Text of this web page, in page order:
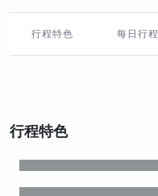
行程特色 每日行程
行程特色